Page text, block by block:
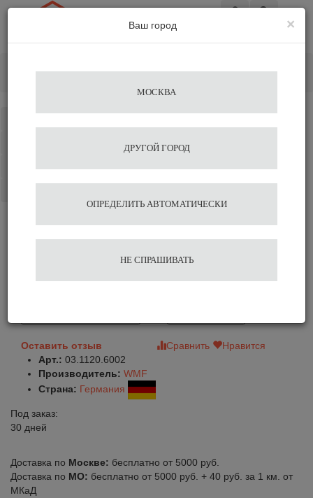
Кофемашина WMF 1100 S
Оставить отзыв Сравнить
Нравится
Арт.: 03.1120.6002
Производитель: WMF
Страна: Германия
Под заказ:
30 дней
Доставка по Москве: бесплатно от 5000 руб.
Доставка по МО: бесплатно от 5000 руб. + 40 руб. за 1 км. от
МКаД
×
Ваш город
МОСКВА
ДРУГОЙ ГОРОД
ОПРЕДЕЛИТЬ АВТОМАТИЧЕСКИ
НЕ СПРАШИВАТЬ